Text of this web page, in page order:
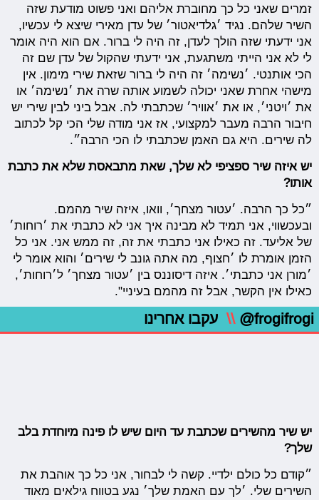
זמרים שאני כל כך מחוברת אליהם ואני פשוט מודעת שזה
השיר שלהם. נגיד ׳גלדיאטור׳ של עדן מאירי שיצא לי עכשיו,
אני ידעתי שזה הולך לעדן, זה היה לי ברור. אם הוא היה אומר
לי לא אני הייתי משתגעת, אני ידעתי שהקול של עדן שם זה
הכי אותנטי. ׳נשימה׳ זה היה לי ברור שזאת שירי מימון. אין
מישהי אחרת שאני יכולה לשמוע אותה שרה את ׳נשימה׳ או
את ׳ויטני׳, או את ׳אוויר׳ שכתבתי לה. אבל ביני לבין שירי יש
חיבור הרבה מעבר למקצועי, אז אני מודה שלי הכי קל לכתוב
לה שירים. היא גם האמן שכתבתי לו הכי הרבה״.
יש איזה שיר ספציפי לא שלך, שאת מתבאסת שלא את כתבת
אותו?
״כל כך הרבה. ׳עטור מצחך׳, וואו, איזה שיר מהמם.
ובעכשווי, אני תמיד לא מבינה איך אני לא כתבתי את ׳רוחות׳
של אליעד. זה כאילו אני כתבתי את זה, זה ממש אני. אני כל
הזמן אומרת לו ׳חצוף, מה אתה גונב לי שירים׳ והוא אומר לי
׳מורן אני כתבתי׳. איזה דיסוננס בין ׳עטור מצחך׳ ל׳רוחות׳,
כאילו אין הקשר, אבל זה מהמם בעיניי".
@frogifrogi
\\ עקבו אחרינו
יש שיר מהשירים שכתבת עד היום שיש לו פינה מיוחדת בלב
שלך?
״קודם כל כולם ילדיי. קשה לי לבחור, אני כל כך אוהבת את
השירים שלי. ׳לך עם האמת שלך׳ נגע בטווח גילאים מאוד